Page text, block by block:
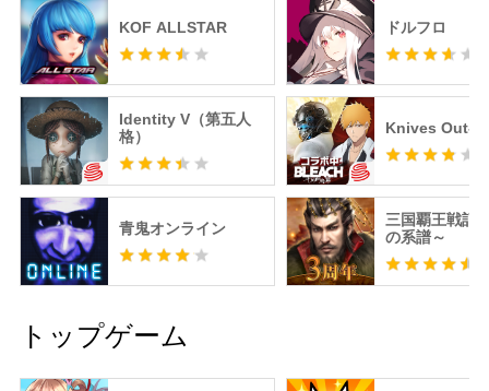
KOF ALLSTAR ドルフロ
Identity V（第五人
格）
Knives Out-
青鬼オンライン
三国覇王戦記
の系譜～
トップゲーム